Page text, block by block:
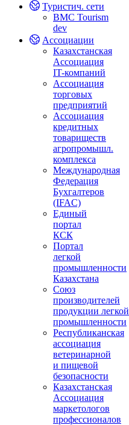
Туристич. сети
BMC Tourism
dev
Ассоциации
Казахстанская
Ассоциация
IT-компаний
Ассоциация
торговых
предприятий
Ассоциация
кредитных
товариществ
агропромышл.
комплекса
Международная
Федерация
Бухгалтеров
(IFAC)
Единый
портал
КСК
Портал
легкой
промышленности
Казахстана
Союз
производителей
продукции легкой
промышленности
Республиканская
ассоциация
ветеринарной
и пищевой
безопасности
Казахстанская
Ассоциация
маркетологов
профессионалов